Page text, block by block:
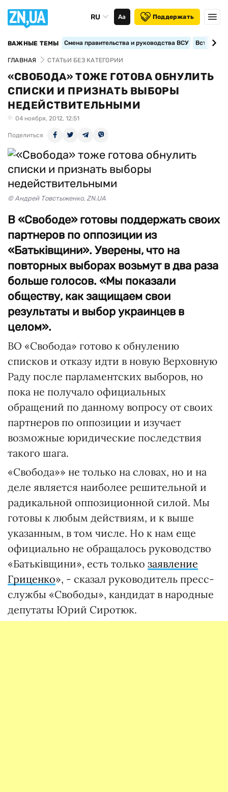
RU Аа Поддержать
ВАЖНЫЕ ТЕМЫ Смена правительства и руководства ВСУ
ГЛАВНАЯ СТАТЬИ БЕЗ КАТЕГОРИИ
«СВОБОДА» ТОЖЕ ГОТОВА ОБНУЛИТЬ
СПИСКИ И ПРИЗНАТЬ ВЫБОРЫ
НЕДЕЙСТВИТЕЛЬНЫМИ
04 ноября, 2012, 12:51
Поделиться
© Андрей Товстыженко, ZN.UA
В «Свободе» готовы поддержать своих
партнеров по оппозиции из
«Батьківщини». Уверены, что на
повторных выборах возьмут в два раза
больше голосов. «Мы показали
обществу, как защищаем свои
результаты и выбор украинцев в
целом».
ВО «Свобода» готово к обнулению
списков и отказу идти в новую Верховную
Раду после парламентских выборов, но
пока не получало официальных
обращений по данному вопросу от своих
партнеров по оппозиции и изучает
возможные юридические последствия
такого шага.
«Свобода»» не только на словах, но и на
деле является наиболее решительной и
радикальной оппозиционной силой. Мы
готовы к любым действиям, и к выше
указанным, в том числе. Но к нам еще
официально не обращалось руководство
«Батьківщини», есть только заявление
Гриценко», - сказал руководитель пресс-
службы «Свободы», кандидат в народные
депутаты Юрий Сиротюк.